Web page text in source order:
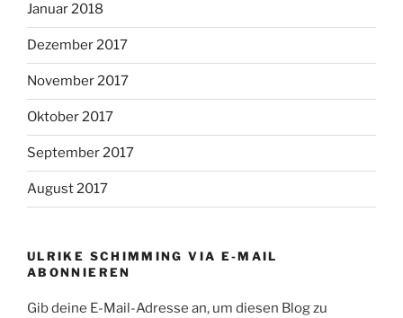
Januar 2018
Dezember 2017
November 2017
Oktober 2017
September 2017
August 2017
ULRIKE SCHIMMING VIA E-MAIL
ABONNIEREN
Gib deine E-Mail-Adresse an, um diesen Blog zu